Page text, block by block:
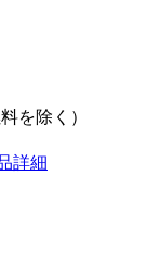
を除く）
詳細